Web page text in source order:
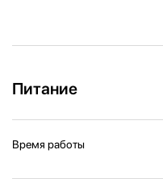
Питание
Время работы